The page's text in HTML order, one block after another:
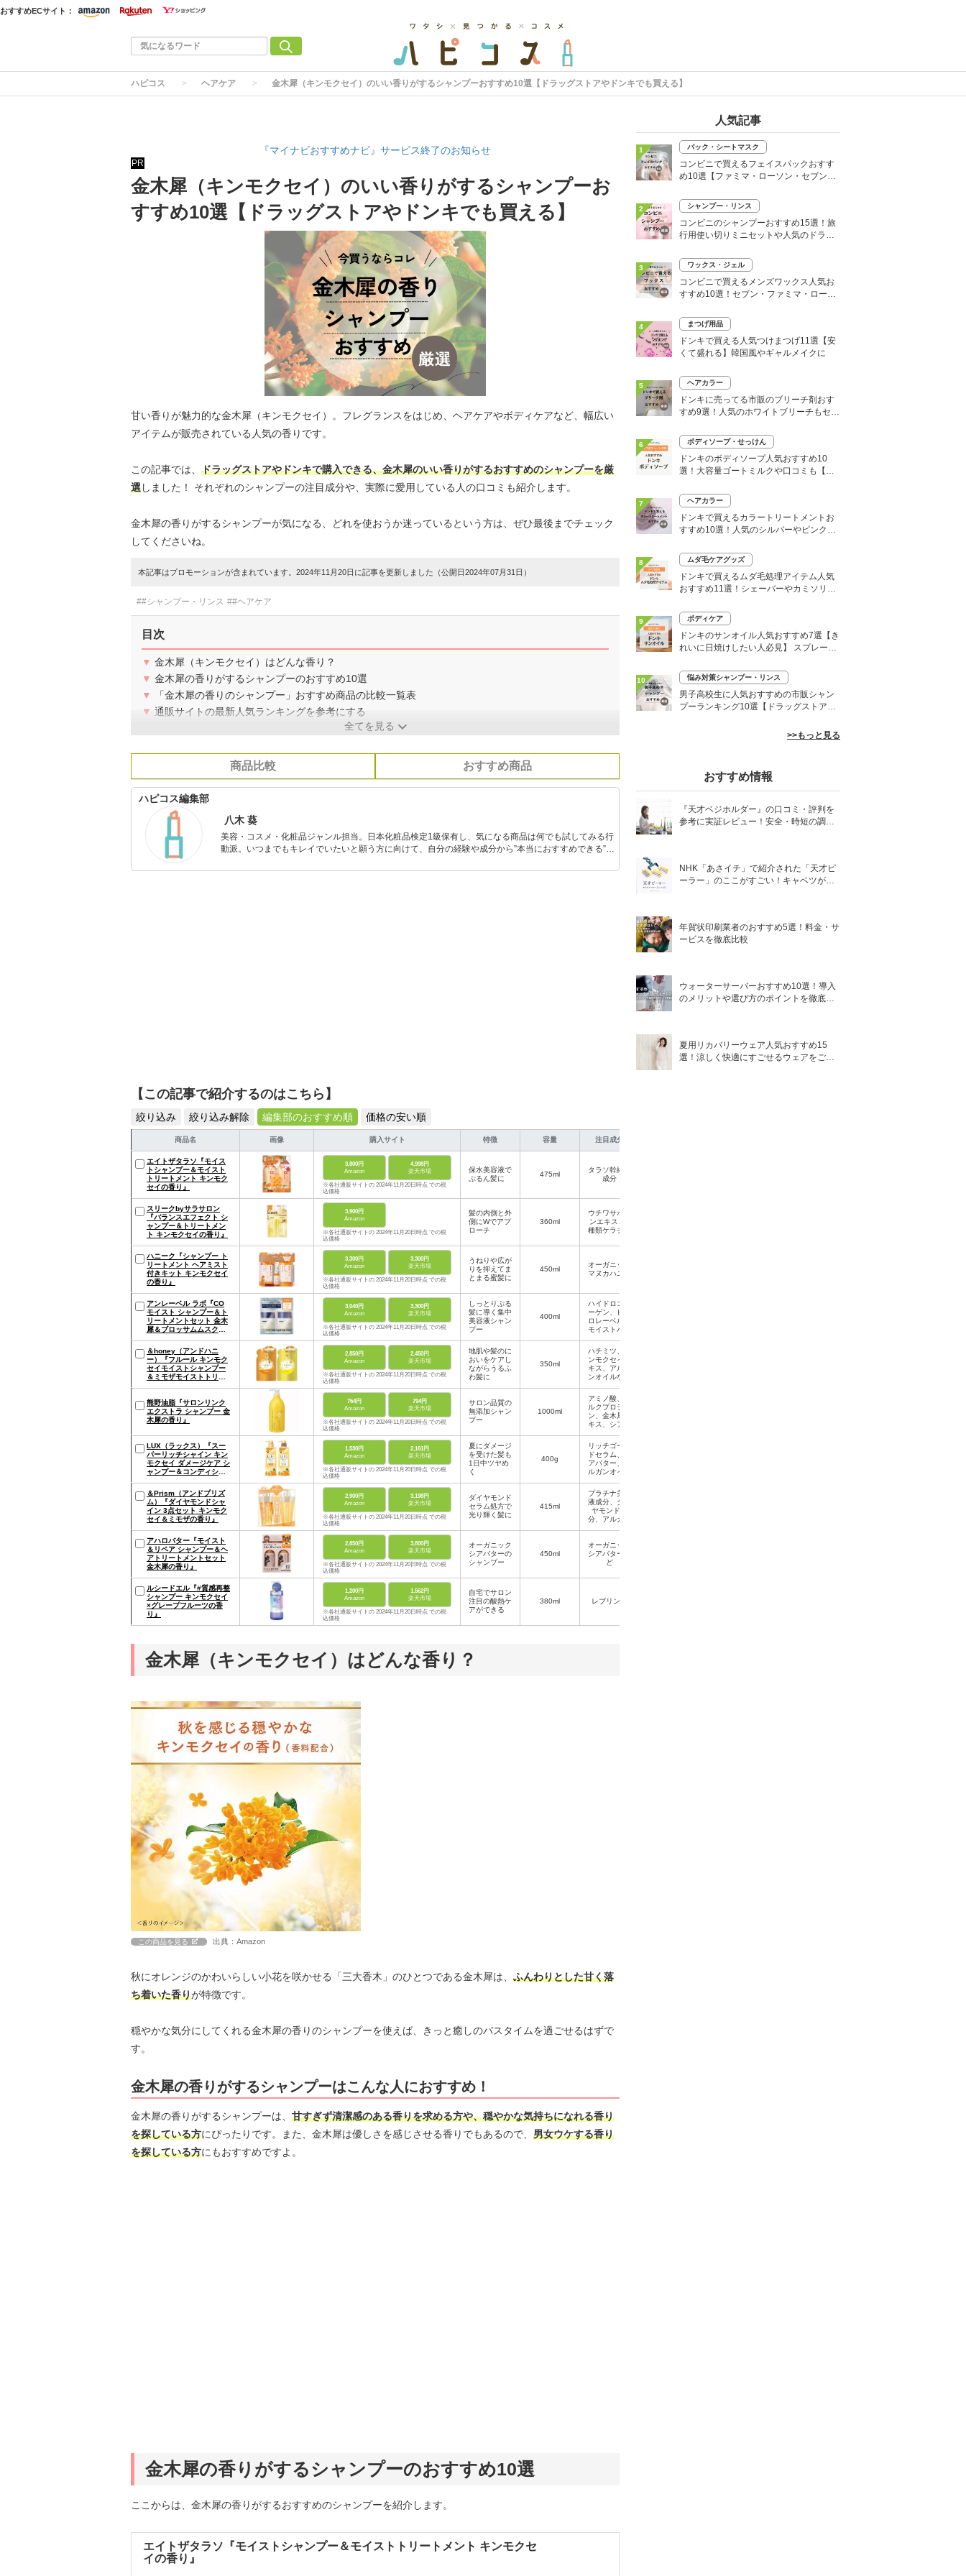
おすすめECサイト：
ハピコス ヘアケア 金木犀（キンモクセイ）のいい香りがするシャンプーおすすめ10選【ドラッグストアやドンキでも買える】
『マイナビおすすめナビ』サービス終了のお知らせ
PR
金木犀（キンモクセイ）のいい香りがするシャンプーお
すすめ10選【ドラッグストアやドンキでも買える】
甘い香りが魅力的な金木犀（キンモクセイ）。フレグランスをはじめ、ヘアケアやボディケアなど、幅広い
アイテムが販売されている人気の香りです。
この記事では、 ドラッグストアやドンキで購入できる、金木犀のいい香りがするおすすめのシャンプーを厳
選しました！ それぞれのシャンプーの注目成分や、実際に愛用している人の口コミも紹介します。
金木犀の香りがするシャンプーが気になる、どれを使おうか迷っているという方は、ぜひ最後までチェック
してくださいね。
本記事はプロモーションが含まれています。2024年11月20日に記事を更新しました（公開日2024年07月31日）
##シャンプー・リンス ##ヘアケア
目次
▼ 金木犀（キンモクセイ）はどんな香り？
▼ 金木犀の香りがするシャンプーのおすすめ10選
▼
「金木犀の香りのシャンプー」おすすめ商品の比較一覧表
▼ 通販サイトの最新人気ランキングを参考にする
全てを見る
商品比較 おすすめ商品
ハピコス編集部
八木 葵
美容・コスメ・化粧品ジャンル担当。日本化粧品検定1級保有し、気になる商品は何でも試してみる行
動派。いつまでもキレイでいたいと願う方に向けて、自分の経験や成分から”本当におすすめできる”も
【この記事で紹介するのはこちら】
絞り込み 絞り込み解除 編集部のおすすめ順 価格の安い順
商品名 画像 購入サイト 特徴 容量 注目成分
エイトザタラソ『モイス
トシャンプー＆モイスト
トリートメント キンモク
セイの香り』
3,800円
Amazon
4,998円
楽天市場
※各社通販サイトの 2024年11月20日時点 での税
込価格
保水美容液で
ぷるん髪に
475ml
タラソ幹細胞
成分
スリークbyサラサロン
『バランスエフェクト シ
ャンプー＆トリートメン
ト キンモクセイの香り』
3,900円
Amazon
※各社通販サイトの 2024年11月20日時点 での税
込価格
髪の内側と外
側にWでアプ
ローチ
360ml
ウチワサボテ
ンエキス、4
種類ケラチン
ハニーク『シャンプー ト
リートメント ヘアミスト
付きキット キンモクセイ
の香り』
3,300円
Amazon
3,300円
楽天市場
※各社通販サイトの 2024年11月20日時点 での税
込価格
うねりや広が
りを抑えてま
とまる蜜髪に
450ml
オーガニック
マヌカハニー
アンレーベル ラボ『CO
モイスト シャンプー＆ト
リートメントセット 金木
犀＆ブロッサムムスクの
3,040円
Amazon
3,300円
楽天市場
※各社通販サイトの 2024年11月20日時点 での税
込価格
しっとりぷる
髪に導く集中
美容液シャン
プー
400ml
ハイドロコラ
ーゲン、ヒア
ロレーベル、
モイストバリ
＆honey（アンドハニ
ー）『フルール キンモク
セイモイストシャンプー
＆ミモザモイストトリー
2,850円
Amazon
2,450円
楽天市場
※各社通販サイトの 2024年11月20日時点 での税
込価格
地肌や髪のに
おいをケアし
ながらうるふ
わ髪に
350ml
ハチミツ、キ
ンモクセイエ
キス、アルガ
ンオイルなど
熊野油脂『サロンリンク
エクストラ シャンプー 金
木犀の香り』
764円
Amazon
794円
楽天市場
※各社通販サイトの 2024年11月20日時点 での税
込価格
サロン品質の
無添加シャン
プー
1000ml
アミノ酸、シ
ルクプロテイ
ン、金木犀エ
キス、シアバ
LUX（ラックス）『スー
パーリッチシャイン キン
モクセイ ダメージケア シ
ャンプー＆コンディショ
1,530円
Amazon
2,161円
楽天市場
※各社通販サイトの 2024年11月20日時点 での税
込価格
夏にダメージ
を受けた髪も
1日中ツヤめ
く
400g
リッチゴール
ドセラム、シ
アバター、ア
ルガンオイル
＆Prism（アンドプリズ
ム）『ダイヤモンドシャ
イン 3点セット キンモク
セイ＆ミモザの香り』
2,900円
Amazon
3,198円
楽天市場
※各社通販サイトの 2024年11月20日時点 での税
込価格
ダイヤモンド
セラム処方で
光り輝く髪に
415ml
プラチナ美容
液成分、ダイ
ヤモンド成
分、アルガン
アハロバター『モイスト
＆リペア シャンプー＆ヘ
アトリートメントセット
金木犀の香り』
2,850円
Amazon
3,800円
楽天市場
※各社通販サイトの 2024年11月20日時点 での税
込価格
オーガニック
シアバターの
シャンプー
450ml
オーガニック
シアバターな
ど
ルシードエル『#質感再整
シャンプー キンモクセイ
×グレープフルーツの香
り』
1,200円
Amazon
1,562円
楽天市場
※各社通販サイトの 2024年11月20日時点 での税
込価格
自宅でサロン
注目の酸熱ケ
アができる
380ml レブリン酸
金木犀（キンモクセイ）はどんな香り？
この商品を見る 出典：Amazon
秋にオレンジのかわいらしい小花を咲かせる「三大香木」のひとつである金木犀は、 ふんわりとした甘く落
ち着いた香りが特徴です。
穏やかな気分にしてくれる金木犀の香りのシャンプーを使えば、きっと癒しのバスタイムを過ごせるはずで
す。
金木犀の香りがするシャンプーはこんな人におすすめ！
金木犀の香りがするシャンプーは、 甘すぎず清潔感のある香りを求める方や、穏やかな気持ちになれる香り
を探している方にぴったりです。また、金木犀は優しさを感じさせる香りでもあるので、 男女ウケする香り
を探している方にもおすすめですよ。
金木犀の香りがするシャンプーのおすすめ10選
ここからは、金木犀の香りがするおすすめのシャンプーを紹介します。
エイトザタラソ『モイストシャンプー＆モイストトリートメント キンモクセ
イの香り』
人気記事
1 パック・シートマスク
コンビニで買えるフェイスパックおすす
め10選【ファミマ・ローソン・セブン】
2 シャンプー・リンス
コンビニのシャンプーおすすめ15選！旅
行用使い切りミニセットや人気のドライ
3 ワックス・ジェル
コンビニで買えるメンズワックス人気お
すすめ10選！セブン・ファミマ・ローソ
4 まつげ用品
ドンキで買える人気つけまつげ11選【安
くて盛れる】韓国風やギャルメイクに
5 ヘアカラー
ドンキに売ってる市販のブリーチ剤おす
すめ9選！人気のホワイトブリーチもセル
6 ボディソープ・せっけん
ドンキのボディソープ人気おすすめ10
選！大容量ゴートミルクや口コミも【い
7 ヘアカラー
ドンキで買えるカラートリートメントお
すすめ10選！人気のシルバーやピンク、
8 ムダ毛ケアグッズ
ドンキで買えるムダ毛処理アイテム人気
おすすめ11選！シェーバーやカミソリな
9 ボディケア
ドンキのサンオイル人気おすすめ7選【き
れいに日焼けしたい人必見】 スプレーや
10 悩み対策シャンプー・リンス
男子高校生に人気おすすめの市販シャン
プーランキング10選【ドラッグストア】
>>もっと見る
おすすめ情報
『天才ベジホルダー』の口コミ・評判を
参考に実証レビュー！安全・時短の調理
NHK「あさイチ」で紹介された「天才ピ
ーラー」のここがすごい！キャベツがほ
年賀状印刷業者のおすすめ5選！料金・サ
ービスを徹底比較
ウォーターサーバーおすすめ10選！導入
のメリットや選び方のポイントを徹底解
夏用リカバリーウェア人気おすすめ15
選！涼しく快適にすごせるウェアをご紹